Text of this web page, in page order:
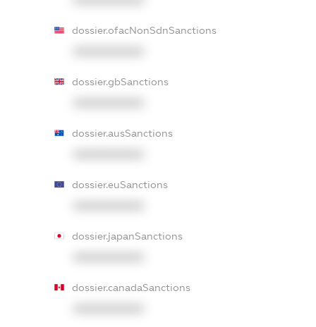
dossier.ofacNonSdnSanctions
dossier.gbSanctions
dossier.ausSanctions
dossier.euSanctions
dossier.japanSanctions
dossier.canadaSanctions